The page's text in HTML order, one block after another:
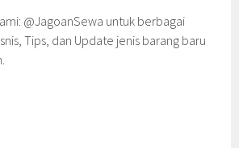
@JagoanSewa untuk berbagai
Tips, dan Update jenis barang baru